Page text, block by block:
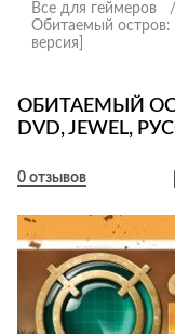
Все столы и
столики
Журнальные
столы
Кофейные
Обеденные
столы
Письменные
столы
Все для геймеров
Обитаемый остров:
версия]
ОБИТАЕМЫЙ
DVD, JEWEL,
0 отзывов